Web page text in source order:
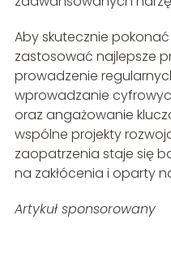
Aby skutecznie
zastosować najlepsze
prowadzenie
wprowadzanie
oraz angażowanie
wspólne projekty
zaopatrzenia staje się
na zakłócenia i oparty
Artykuł sponsorowany